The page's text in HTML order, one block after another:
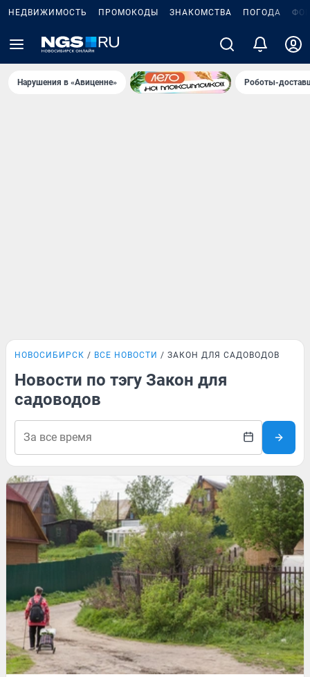
НЕДВИЖИМОСТЬ ПРОМОКОДЫ ЗНАКОМСТВА ПОГОДА
Нарушения в «Авиценне» Роботы-
НОВОСИБИРСК ВСЕ НОВОСТИ ЗАКОН ДЛЯ САДОВОДОВ
Новости по тэгу Закон для
садоводов